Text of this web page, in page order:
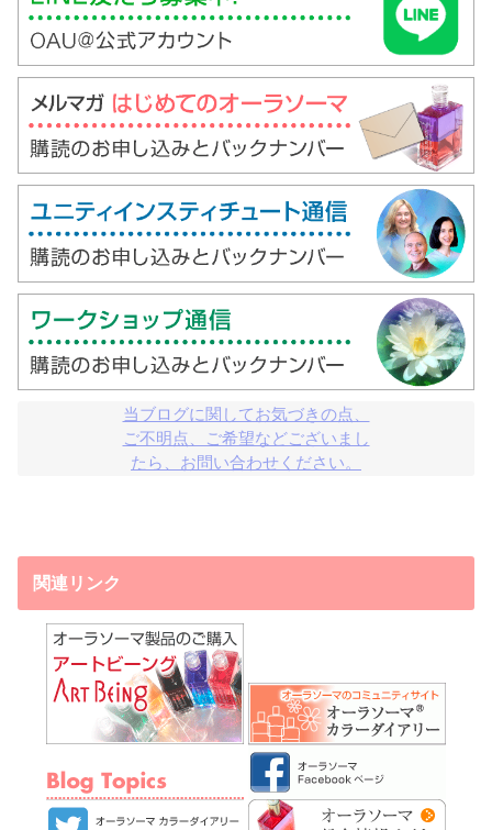
当ブログに関してお気づきの点、
ご不明点、ご希望などございまし
たら、お問い合わせください。
関連リンク